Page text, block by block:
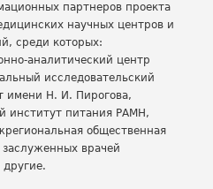
партнеров проекта
научных центров и
среди которых:
аналитический центр
исследовательский
имени Н. И. Пирогова,
институт питания РАМН,
общественная
врачей